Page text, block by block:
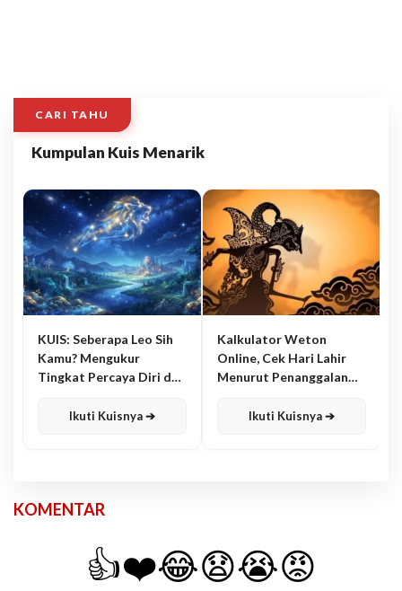
CARI TAHU
Kumpulan Kuis Menarik
KUIS: Seberapa Leo Sih
Kamu? Mengukur
Tingkat Percaya Diri dan
Ikuti Kuisnya ➔
Kalkulator Weton
Online, Cek Hari Lahir
Menurut Penanggalan
Ikuti Kuisnya ➔
KOMENTAR
👍❤️😂😧😭😡